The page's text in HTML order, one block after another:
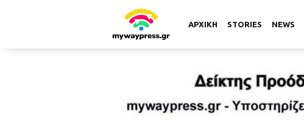
ΑΡΧΙΚΗ STORIES NEWS